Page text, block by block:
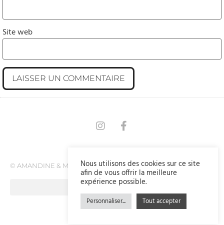
Site web
© AMANDINE & MARVINNous utilisons des cookies sur ce site
afin de vous offrir la meilleure
expérience possible.
Personnaliser... Tout accepter